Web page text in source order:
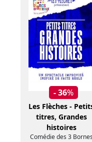
- 36%
Les Flèches -
titres, Grandes
histoires
Comédie des 3 Bornes